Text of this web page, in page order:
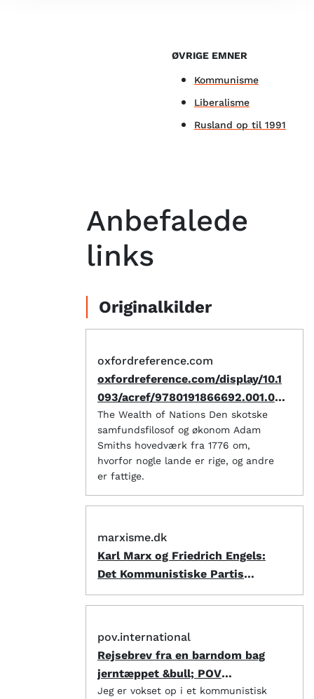
ØVRIGE EMNER
Kommunisme
Liberalisme
Rusland op til 1991
Anbefalede
links
Originalkilder
oxfordreference.com
oxfordreference.com/display/10.1
093/acref/9780191866692.001.00
01/q-oro-ed6-00010204
The Wealth of Nations Den skotske
samfundsfilosof og økonom Adam
Smiths hovedværk fra 1776 om,
hvorfor nogle lande er rige, og andre
er fattige.
marxisme.dk
Karl Marx og Friedrich Engels:
Det Kommunistiske Partis
Manifest (1848) | Marxisme
Online
pov.international
Rejsebrev fra en barndom bag
jerntæppet &bull; POV
International
Jeg er vokset op i et kommunistisk